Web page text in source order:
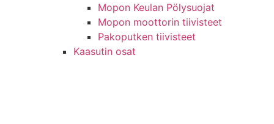
Mopon Keulan Pölysuojat
Mopon moottorin tiivisteet
Pakoputken tiivisteet
Kaasutin osat